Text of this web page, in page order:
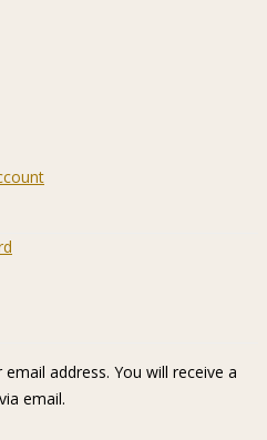
address. You will receive a
email.